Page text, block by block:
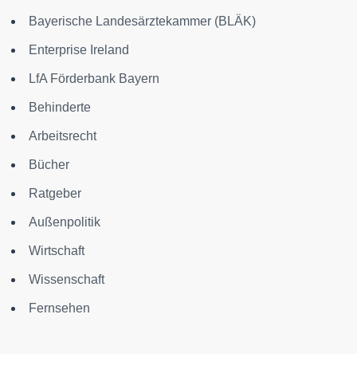
Bayerische Landesärztekammer (BLÄK)
Enterprise Ireland
LfA Förderbank Bayern
Behinderte
Arbeitsrecht
Bücher
Ratgeber
Außenpolitik
Wirtschaft
Wissenschaft
Fernsehen